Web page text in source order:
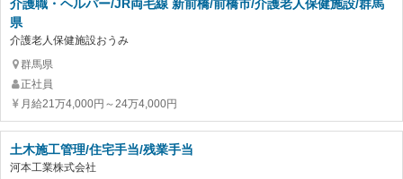
介護職・ヘルパー/JR両毛線 新前橋/前橋市/介護老人保健施設/群馬
県
介護老人保健施設おうみ
群馬県
正社員
月給21万4,000円～24万4,000円
土木施工管理/住宅手当/残業手当
河本工業株式会社